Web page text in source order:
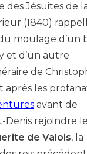
des Jésuites de
(1840)
moulage d’un
et d’un autre
de
après les
avant de
Denis rejoindre
de Valois, la